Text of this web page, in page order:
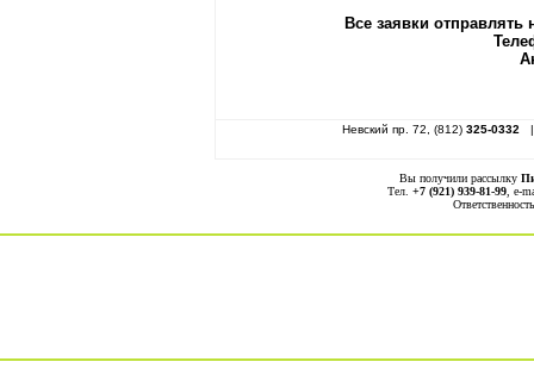
Все заявки отправлять
Невский пр. 72, (812) 325-0332 |
Вы получили рассылку
Тел. +7 (921) 939-81-99 , е-